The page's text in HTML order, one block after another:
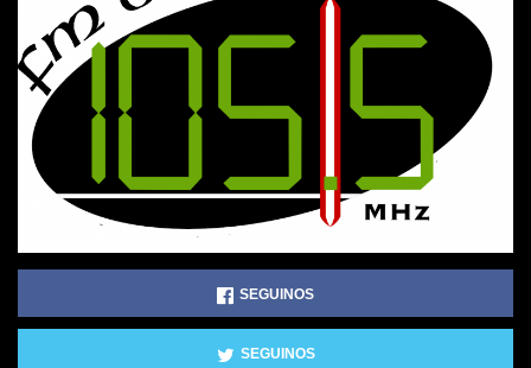
SEGUINOS
SEGUINOS